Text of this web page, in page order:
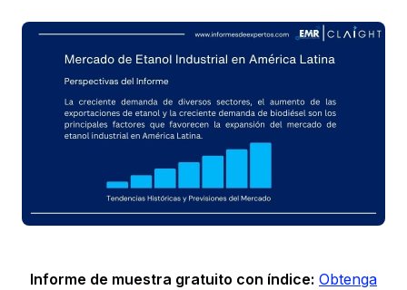
Informe de muestra gratuito con índice: Obtenga